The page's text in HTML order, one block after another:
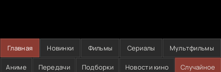
Главная Новинки Фильмы Сериалы Мультфильмы
Аниме Передачи Подборки Новости кино Случайное